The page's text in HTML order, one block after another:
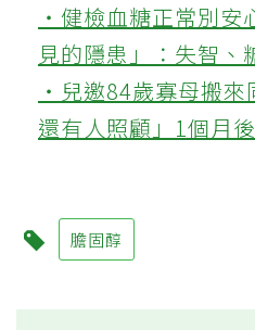
‧健檢血糖正常別安
見的隱患」：失智、
‧兒邀84歲寡母搬來
還有人照顧」1個月
膽固醇